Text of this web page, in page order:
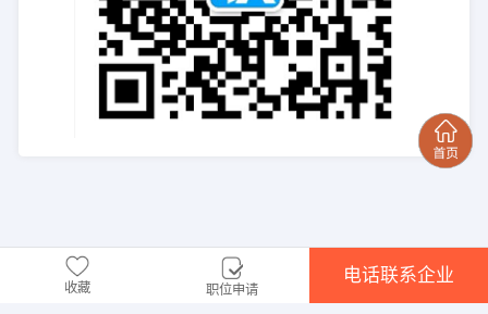
收藏 职位申请
电话联系企业